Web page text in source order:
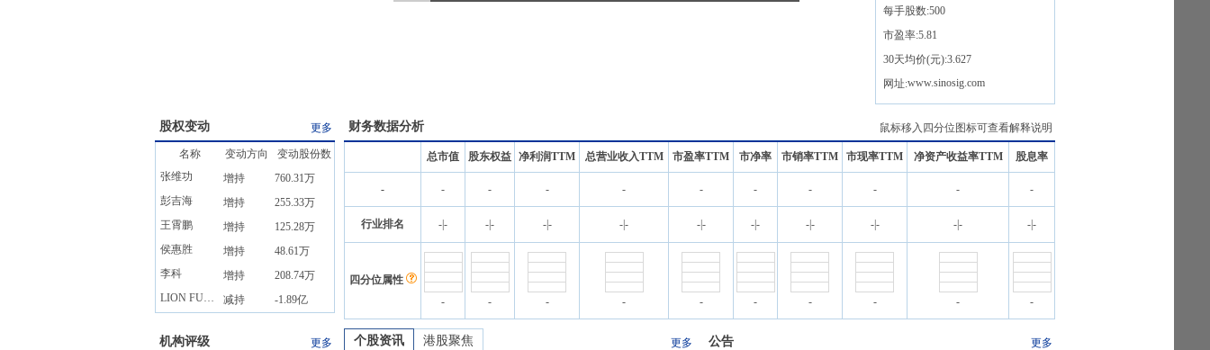
每手股数:500
市盈率:5.81
30天均价(元):3.627
网址:www.sinosig.com
股权变动 更多
名称 变动方向
变动股份数
张维功
增持
760.31万
彭吉海
增持
255.33万
王霄鹏
增持
125.28万
侯惠胜
增持
48.61万
李科
增持
208.74万
LION FUND-QDII NO 35
减持 -1.89亿
财务数据分析 鼠标移入四分位图标可查看解释说明
总市值 股东权益 净利润TTM 总营业收入TTM 市盈率TTM 市净率 市销率TTM 市现率TTM 净资产收益率TTM 股息率
- - - - - - - - - - -
行业排名 -- -- -|- -- -|- -- -|- -|- -- --
四分位属性
-
- - - - - - - - -
机构评级 更多 个股资讯 港股聚焦 更多 公告 更多